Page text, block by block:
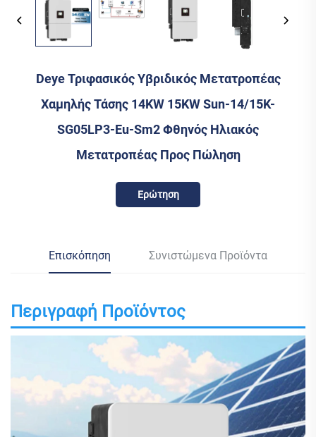
Deye Τριφασικός Υβριδικός Μετατροπέας
Χαμηλής Τάσης 14KW 15KW Sun-14/15K-
SG05LP3-Eu-Sm2 Φθηνός Ηλιακός
Μετατροπέας Προς Πώληση
Ερώτηση
Επισκόπηση Συνιστώμενα Προϊόντα
Περιγραφή Προϊόντος